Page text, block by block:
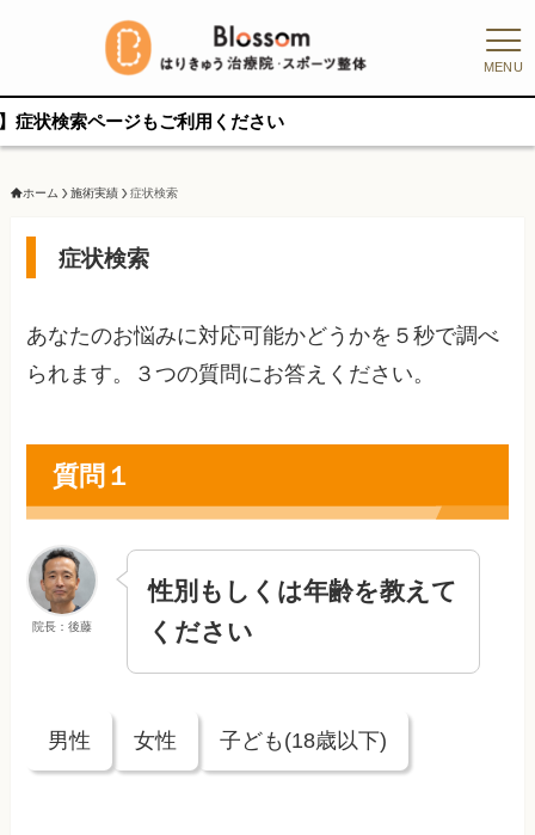
MENU
索ページもご利用ください
ホーム 施術実績 症状検索
症状検索
あなたのお悩みに対応可能かどうかを５秒で調べ
られます。３つの質問にお答えください。
質問１
院長：後藤
性別もしくは年齢を教えて
ください
男性 女性 子ども(18歳以下)